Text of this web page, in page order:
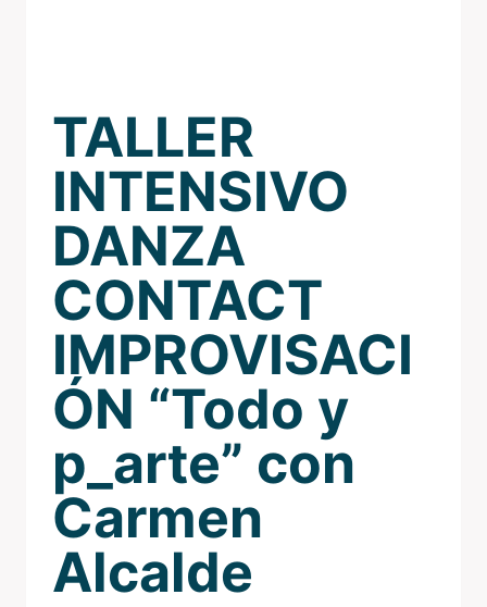
TALLER
INTENSIVO
DANZA
CONTACT
IMPROVISACI
ÓN “Todo y
p_arte” con
Carmen
Alcalde